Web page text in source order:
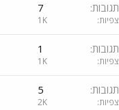
תגובות 7
צפיות 1K
תגובות 1
צפיות 1K
תגובות 5
צפיות 2K